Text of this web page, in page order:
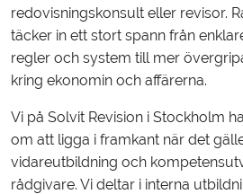
redovisningskonsult eller revisor.
täcker in ett stort spann från
regler och system till mer
kring ekonomin och affärerna.
Vi på Solvit Revision i Stockholm
om att ligga i framkant när det
vidareutbildning och
rådgivare. Vi deltar i interna